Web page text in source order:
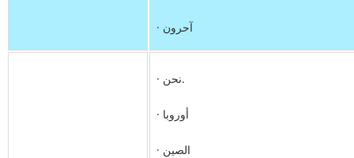
· آحرون
· نحن.
· أوروبا
· الصين